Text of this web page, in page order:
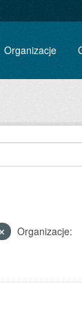
Organizacje
Organizacje: